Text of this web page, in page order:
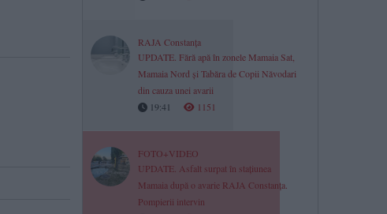
RAJA Constanța
UPDATE. Fără apă în zonele Mamaia Sat,
Mamaia Nord și Tabăra de Copii Năvodari
din cauza unei avarii
19:41
1151
FOTO+VIDEO
UPDATE. Asfalt surpat în stațiunea
Mamaia după o avarie RAJA Constanța.
Pompierii intervin